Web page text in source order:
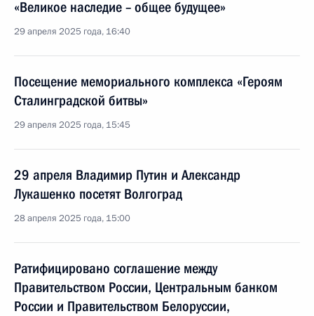
«Великое наследие – общее будущее»
29 апреля 2025 года, 16:40
Посещение мемориального комплекса «Героям
Сталинградской битвы»
29 апреля 2025 года, 15:45
29 апреля Владимир Путин и Александр
Лукашенко посетят Волгоград
28 апреля 2025 года, 15:00
Ратифицировано соглашение между
Правительством России, Центральным банком
России и Правительством Белоруссии,